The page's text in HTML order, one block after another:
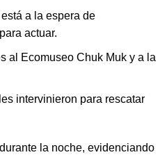
a la espera de
actuar.
al Ecomuseo Chuk Muk y a la
intervinieron para rescatar
la noche, evidenciando